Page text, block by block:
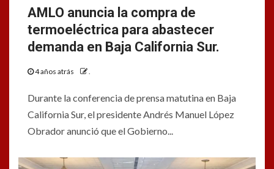
AMLO anuncia la compra de
termoeléctrica para abastecer
demanda en Baja California Sur.
4 años atrás .
Durante la conferencia de prensa matutina en Baja
California Sur, el presidente Andrés Manuel López
Obrador anunció que el Gobierno...